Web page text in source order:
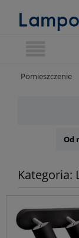
Pomieszczenie
Od
Kategoria: